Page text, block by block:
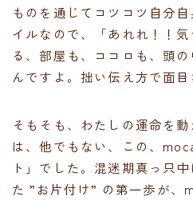
ものを通じてコツコツ自分
イルなので、「あれれ！！
る、部屋も、ココロも、頭
んですよ。拙い伝え方で面目
そもそも、わたしの運命を
は、他でもない、この、
ト」でした。混迷期真っ只
た ”お片付け” の第一歩が、